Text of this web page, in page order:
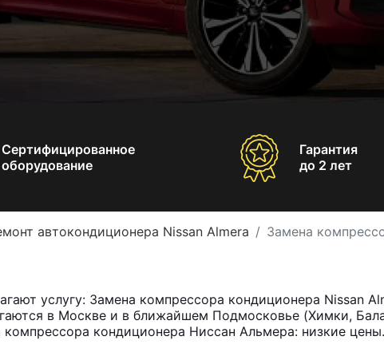
Сертифицированное
оборудование
Гарантия
до 2 лет
автокондиционера Nissan Almera Замена
услугу: Замена компрессора кондиционера Nissan
в Москве и в ближайшем Подмосковье (Химки,
кондиционера Ниссан Альмера: низкие цены.